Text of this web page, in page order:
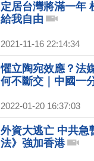
定居台灣將滿一年
給我自由
2021-11-16 22:14:34
懼立陶宛效應？法
何不斷交｜中國一
2022-01-20 16:37:03
外資大逃亡 中共急
法》強加香港